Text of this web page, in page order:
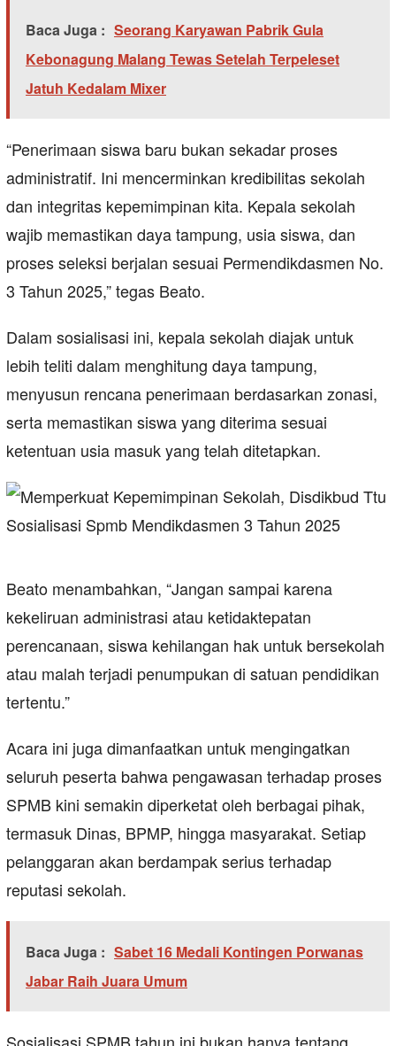
Baca Juga : Seorang Karyawan Pabrik Gula
Kebonagung Malang Tewas Setelah Terpeleset
Jatuh Kedalam Mixer
“Penerimaan siswa baru bukan sekadar proses
administratif. Ini mencerminkan kredibilitas sekolah
dan integritas kepemimpinan kita. Kepala sekolah
wajib memastikan daya tampung, usia siswa, dan
proses seleksi berjalan sesuai Permendikdasmen No.
3 Tahun 2025,” tegas Beato.
Dalam sosialisasi ini, kepala sekolah diajak untuk
lebih teliti dalam menghitung daya tampung,
menyusun rencana penerimaan berdasarkan zonasi,
serta memastikan siswa yang diterima sesuai
ketentuan usia masuk yang telah ditetapkan.
Beato menambahkan, “Jangan sampai karena
kekeliruan administrasi atau ketidaktepatan
perencanaan, siswa kehilangan hak untuk bersekolah
atau malah terjadi penumpukan di satuan pendidikan
tertentu.”
Acara ini juga dimanfaatkan untuk mengingatkan
seluruh peserta bahwa pengawasan terhadap proses
SPMB kini semakin diperketat oleh berbagai pihak,
termasuk Dinas, BPMP, hingga masyarakat. Setiap
pelanggaran akan berdampak serius terhadap
reputasi sekolah.
Baca Juga : Sabet 16 Medali Kontingen Porwanas
Jabar Raih Juara Umum